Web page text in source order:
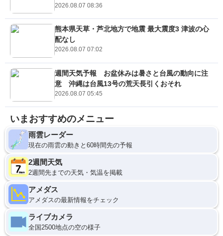
2026.08.07 08:36
熊本県天草・芦北地方で地震 最大震度3 津波の心
配なし
2026.08.07 07:02
週間天気予報 お盆休みは暑さと台風の動向に注
意 沖縄は台風13号の荒天長引くおそれ
2026.08.07 05:45
いまおすすめのメニュー
雨雲レーダー
現在の雨雲の動きと60時間先の予報
2週間天気
2週間先までの天気・気温を掲載
アメダス
アメダスの最新情報をチェック
ライブカメラ
全国2500地点の空の様子